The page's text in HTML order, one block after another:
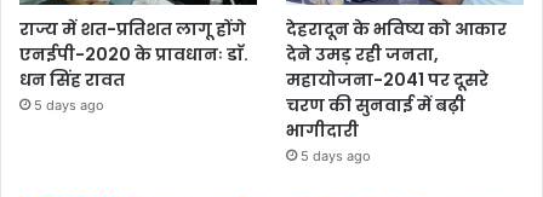
राज्य में शत-प्रतिशत लागू होंगे
एनईपी-2020 के प्रावधानः डाॅ.
धन सिंह रावत
5 days ago
देहरादून के भविष्य को आकार
देने उमड़ रही जनता,
महायोजना-2041 पर दूसरे
चरण की सुनवाई में बढ़ी
भागीदारी
5 days ago